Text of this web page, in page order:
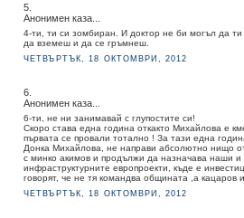
5.
Анонимен каза...
4-ти, ти си зомбиран. И доктор не би могъл да
да вземеш и да се гръмнеш.
ЧЕТВЪРТЪК, 18 ОКТОМВРИ, 2012
6.
Анонимен каза...
6-ти, не ни занимавай с глупостите си!
Скоро става една година откакто Михайлова е
първата се провали тотално ! За тази една
Донка Михайлова, не направи абсолютно нищо
с минко акимов и продължи да назначава наши
инфраструктурните европроекти, къде е
говорят, че не тя командва общината ,а кацаров
ЧЕТВЪРТЪК, 18 ОКТОМВРИ, 2012